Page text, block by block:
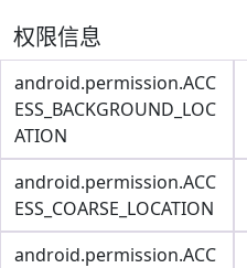
权限信息
android.permission.ACC
ESS_BACKGROUND_LOC
ATION
android.permission.ACC
ESS_COARSE_LOCATION
android.permission.ACC